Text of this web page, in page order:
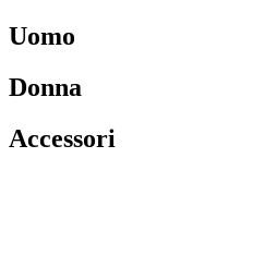
Uomo
Donna
Accessori